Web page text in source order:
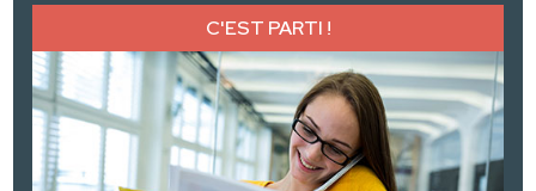
C'EST PARTI !